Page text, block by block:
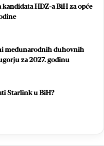
kandidata HDZ-a BiH za opće
međunarodnih duhovnih
za 2027. godinu
Starlink u BiH?